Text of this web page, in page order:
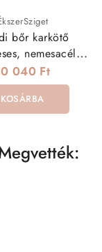
bőr karkötő
nemesacél
040 Ft
KOSÁRBA